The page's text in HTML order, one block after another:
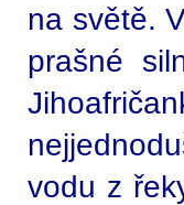
na světě.
prašné
vodu z